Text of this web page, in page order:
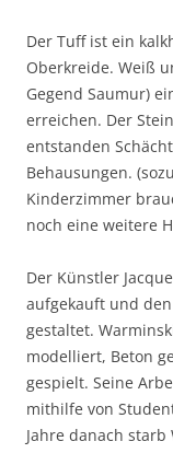
Der Tuff ist ein
Oberkreide. Weiß
Gegend Saumur)
erreichen. Der
entstanden
Behausungen.
Kinderzimmer
noch eine weitere
Der Künstler
aufgekauft und
gestaltet.
modelliert, Beton
gespielt. Seine
mithilfe von
Jahre danach starb